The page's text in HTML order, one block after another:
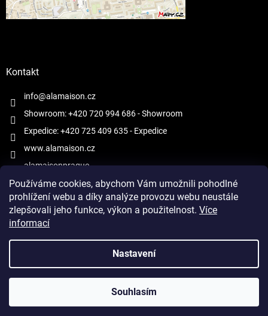
Používáme cookies, abychom Vám umožnili pohodlné
prohlížení webu a díky analýze provozu webu neustále
zlepšovali jeho funkce, výkon a použitelnost. Více
informací
Nastavení
Souhlasím
Kontakt
info@alamaison.cz
Showroom: +420 720 994 686- Showroom
Expedice: +420 725 409 635- Expedice
www.alamaison.cz
alamaisonprague
nastavení cookies